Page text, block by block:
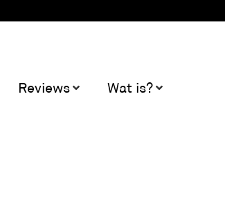
Reviews
Wat is?